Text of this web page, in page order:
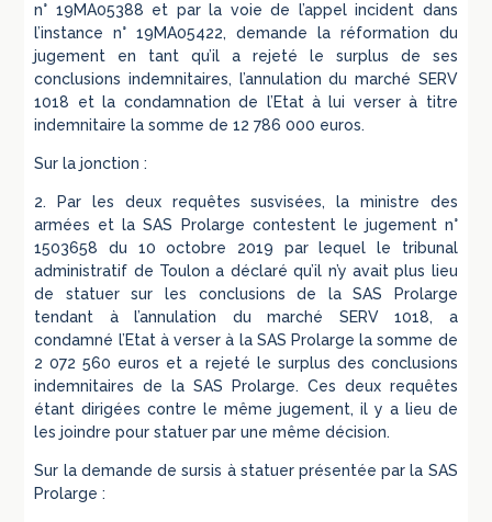
n° 19MA05388 et par la voie de l’appel incident dans
l’instance n° 19MA05422, demande la réformation du
jugement en tant qu’il a rejeté le surplus de ses
conclusions indemnitaires, l’annulation du marché SERV
1018 et la condamnation de l’Etat à lui verser à titre
indemnitaire la somme de 12 786 000 euros.
Sur la jonction :
2. Par les deux requêtes susvisées, la ministre des
armées et la SAS Prolarge contestent le jugement n°
1503658 du 10 octobre 2019 par lequel le tribunal
administratif de Toulon a déclaré qu’il n’y avait plus lieu
de statuer sur les conclusions de la SAS Prolarge
tendant à l’annulation du marché SERV 1018, a
condamné l’Etat à verser à la SAS Prolarge la somme de
2 072 560 euros et a rejeté le surplus des conclusions
indemnitaires de la SAS Prolarge. Ces deux requêtes
étant dirigées contre le même jugement, il y a lieu de
les joindre pour statuer par une même décision.
Sur la demande de sursis à statuer présentée par la SAS
Prolarge :